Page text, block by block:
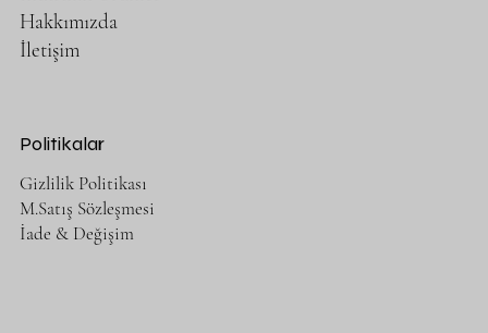
Hakkımızda
İletişim
Politikalar
Gizlilik Politikası
M.Satış Sözleşmesi
İade & Değişim